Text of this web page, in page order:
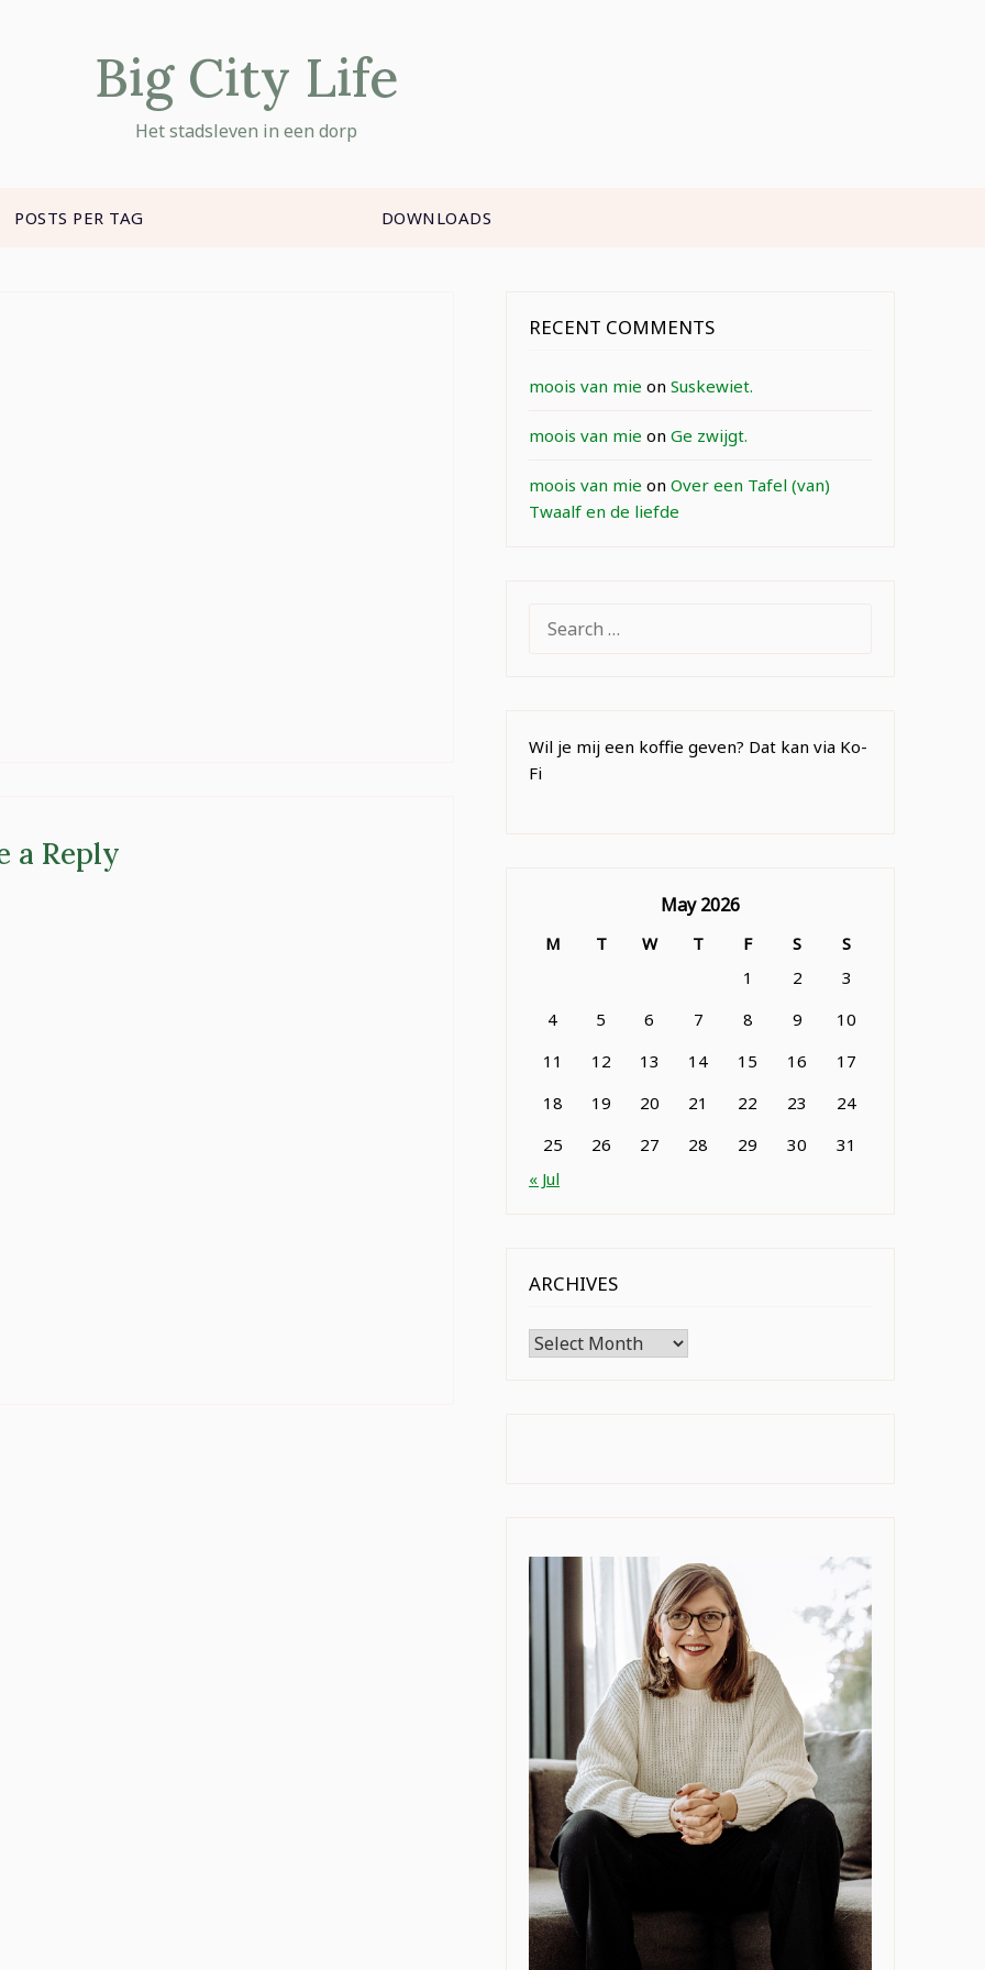
Big City Life
Het stadsleven in een dorp
POSTS PER TAG DOWNLOADS
a Reply
RECENT COMMENTS
moois van mie on Suskewiet.
moois van mie on Ge zwijgt.
moois van mie on Over een Tafel (van)
Twaalf en de liefde
FOR:
Wil je mij een koffie geven? Dat kan via Ko-
Fi
May 2026
M T W T F S
S
1
2
3
4
5 6 7 8 9
10
11
12 13 14 15 16
17
18
19 20 21 22 23
24
25
26 27 28 29 30
31
« Jul
ARCHIVES
Archives